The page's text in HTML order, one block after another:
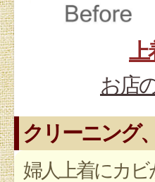
上
お店
クリーニング
婦人上着にカ